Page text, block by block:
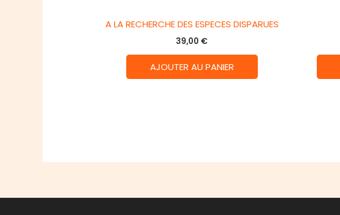
A LA RECHERCHE DES ESPECES DISPARUES
39,00 €
AJOUTER AU PANIER